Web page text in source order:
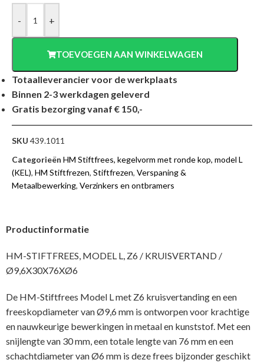
- +
TOEVOEGEN AAN WINKELWAGEN
Totaalleverancier voor de werkplaats
Binnen 2-3 werkdagen geleverd
Gratis bezorging vanaf € 150,-
SKU 439.1011
Categorieën HM Stiftfrees, kegelvorm met ronde kop, model L
(KEL), HM Stiftfrezen, Stiftfrezen, Verspaning &
Metaalbewerking, Verzinkers en ontbramers
Productinformatie
HM-STIFTFREES, MODEL L, Z6 / KRUISVERTAND /
Ø9,6X30X76XØ6
De HM-Stiftfrees Model L met Z6 kruisvertanding en een
freeskopdiameter van Ø9,6 mm is ontworpen voor krachtige
en nauwkeurige bewerkingen in metaal en kunststof. Met een
snijlengte van 30 mm, een totale lengte van 76 mm en een
schachtdiameter van Ø6 mm is deze frees bijzonder geschikt